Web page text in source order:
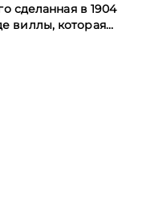
сделанная в 1904
виллы, которая